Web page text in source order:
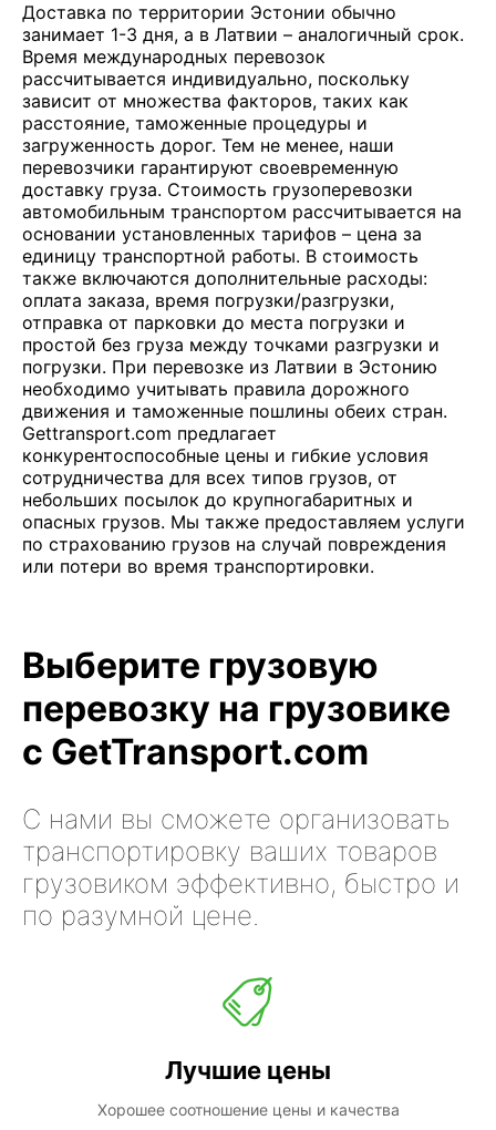
Доставка по территории Эстонии обычно
занимает 1-3 дня, а в Латвии – аналогичный срок.
Время международных перевозок
рассчитывается индивидуально, поскольку
зависит от множества факторов, таких как
расстояние, таможенные процедуры и
загруженность дорог. Тем не менее, наши
перевозчики гарантируют своевременную
доставку груза. Стоимость грузоперевозки
автомобильным транспортом рассчитывается на
основании установленных тарифов – цена за
единицу транспортной работы. В стоимость
также включаются дополнительные расходы:
оплата заказа, время погрузки/разгрузки,
отправка от парковки до места погрузки и
простой без груза между точками разгрузки и
погрузки. При перевозке из Латвии в Эстонию
необходимо учитывать правила дорожного
движения и таможенные пошлины обеих стран.
Gettransport.com предлагает
конкурентоспособные цены и гибкие условия
сотрудничества для всех типов грузов, от
небольших посылок до крупногабаритных и
опасных грузов. Мы также предоставляем услуги
по страхованию грузов на случай повреждения
или потери во время транспортировки.
Выберите грузовую
перевозку на грузовике
с GetTransport.com
С нами вы сможете организовать
транспортировку ваших товаров
грузовиком эффективно, быстро и
по разумной цене.
Лучшие цены
Хорошее соотношение цены и качества